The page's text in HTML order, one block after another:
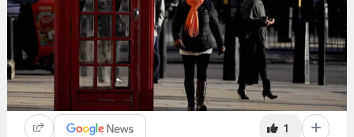
1